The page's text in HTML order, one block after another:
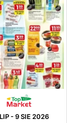
-9 SIE 2026